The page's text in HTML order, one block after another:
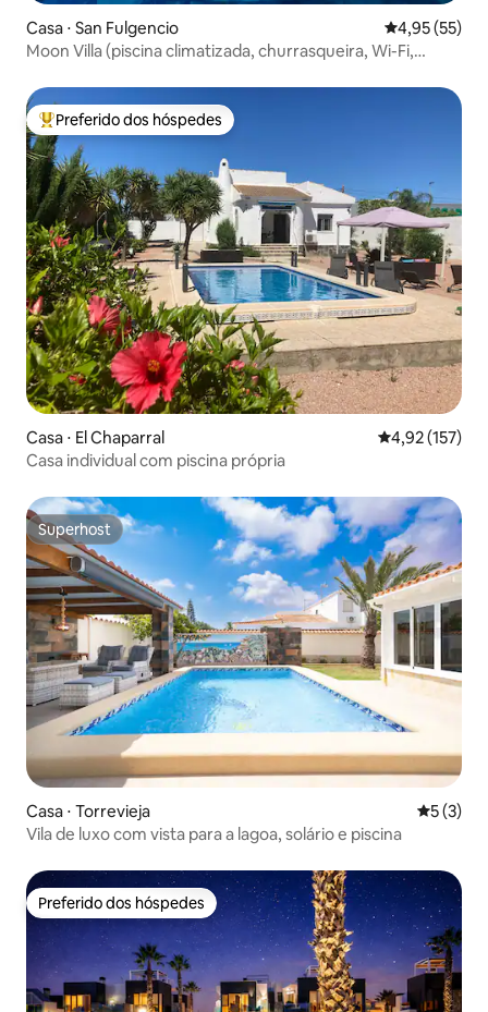
Casa ⋅ San Fulgencio 4,95 de uma
4,95 (55)
Moon Villa (piscina climatizada, churrasqueira, Wi-Fi,
Entre os melhores preferidos dos hóspedes
Preferido dos hóspedes
Casa ⋅ El Chaparral 4,92 de uma
4,92 (157)
Casa individual com piscina própria
Superhost
Superhost
Casa ⋅ Torrevieja 5 de
5 (3)
Vila de luxo com vista para a lagoa, solário e piscina
Preferido dos hóspedes
Preferido dos hóspedes